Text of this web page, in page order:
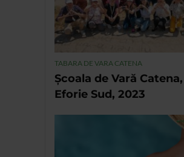
TABARA DE VARA CATENA
Școala de Vară Catena,
Eforie Sud, 2023